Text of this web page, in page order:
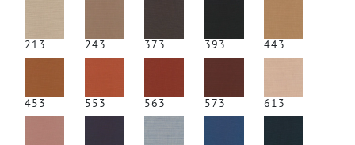
213 243 373 393 443
453 553 563 573 613